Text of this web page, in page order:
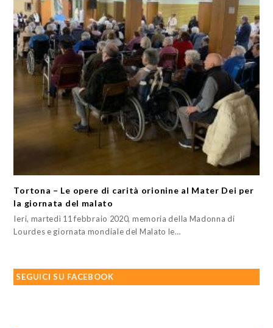
Tortona – Le opere di carità orionine al Mater Dei per
la giornata del malato
Ieri, martedì 11 febbraio 2020, memoria della Madonna di
Lourdes e giornata mondiale del Malato le…
SEGUICI SU FACEBOOK